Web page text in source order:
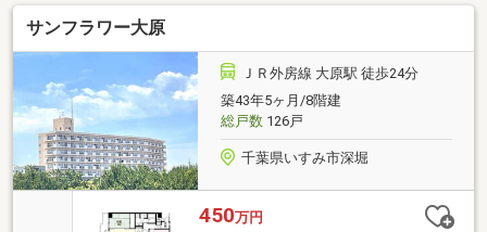
サンフラワー大原
ＪＲ外房線 大原駅 徒歩24分
築43年5ヶ月/8階建
総戸数126戸
千葉県いすみ市深堀
450万円